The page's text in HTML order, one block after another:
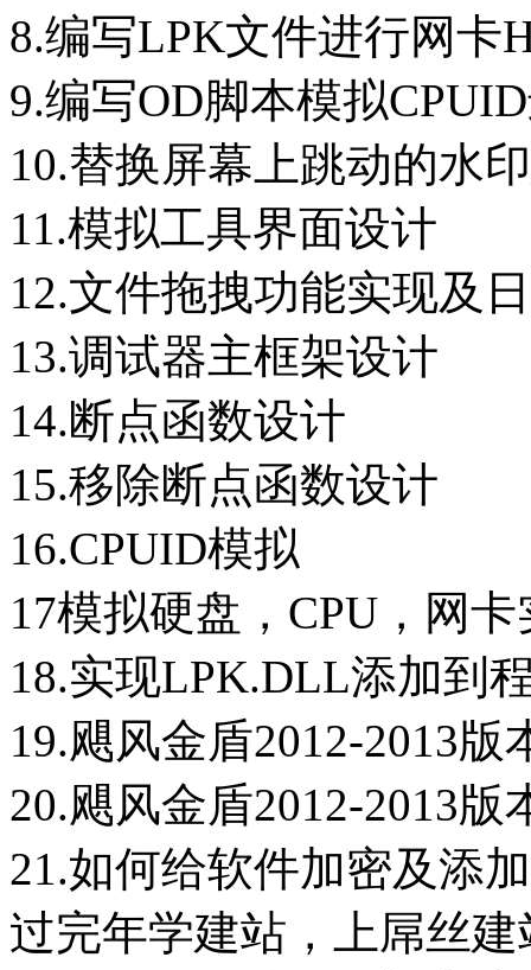
8.编写LPK文件进行网
9.编写OD脚本模拟
10.替换屏幕上跳动的水
11.模拟工具界面
12.文件拖拽功能实现及
13.调试器主框架设计
14.断点函数设计
15.移除断点函数设
16.CPUID模拟
17模拟硬盘，CPU，网
18.实现LPK.DLL添加到
19.飓风金盾2012-2013
20.飓风金盾2012-2013
21.如何给软件加密及添
过完年学建站，上屌丝